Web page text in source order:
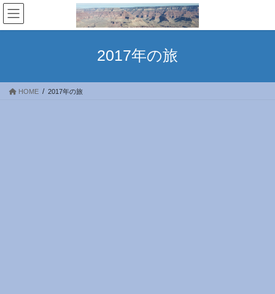
コ
ン
テ
ス
ナ
ビ
ゲ
ン
2017年の旅
HOME 2017年の旅